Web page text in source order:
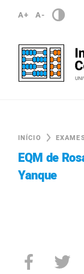
A+ A-
INÍCIO
EQM de
Yanque